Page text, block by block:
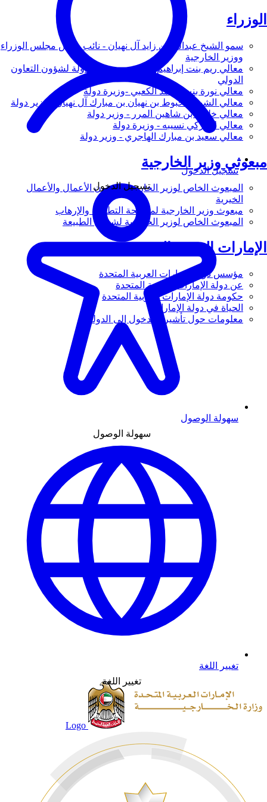
الوزراء
سمو الشيخ عبدالله بن زايد آل نهيان - نائب رئيس مجلس الوزراء
ووزير الخارجية
معالي ريم بنت إبراهيم الهاشمي - وزيرة دولة لشؤون التعاون
الدولي
معالي نورة بنت محمد الكعبي -وزيرة دولة
معالي الشيخ شخبوط بن نهيان بن مبارك آل نهيان - وزير دولة
معالي خليفة بن شاهين المرر - وزير دولة
معالي لانا زكي نسيبه - وزيرة دولة
معالي سعيد بن مبارك الهاجري - وزير دولة
مبعوثي وزير الخارجية
المبعوث الخاص لوزير الخارجية لشؤون الأعمال والأعمال
الخيرية
مبعوث وزير الخارجية لمكافحة التطرف والإرهاب
المبعوث الخاص لوزير الخارجية لشؤون الطبيعة
الإمارات العربية المتحدة
مؤسس دولة الإمارات العربية المتحدة
عن دولة الإمارات العربية المتحدة
حكومة دولة الإمارات العربية المتحدة
الحياة في دولة الإمارات
معلومات حول تأشيرة الدخول إلى الدولة
تسجيل الدخول
تسجيل الدخول
سهولة الوصول
سهولة الوصول
تغيير اللغة
تغيير اللغة
Logo